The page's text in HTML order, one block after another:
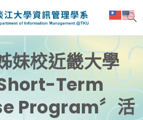
妹校近畿大學
Term
Program〞活